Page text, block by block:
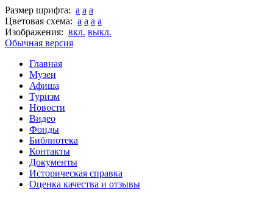
Размер шрифта: a a a
Цветовая схема: a a a a
Изображения: вкл. выкл.
Обычная версия
Главная
Музеи
Афиша
Туризм
Новости
Видео
Фонды
Библиотека
Контакты
Документы
Историческая справка
Оценка качества и отзывы